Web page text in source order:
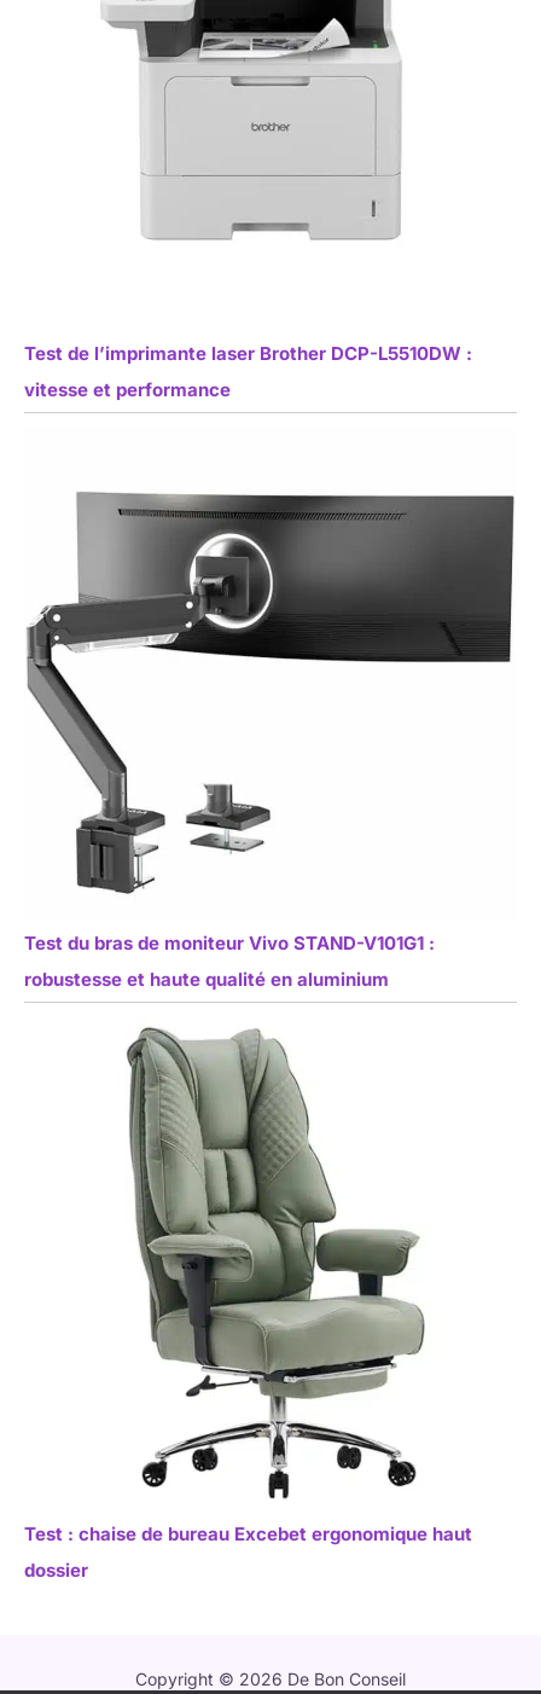
Test de l’imprimante laser Brother DCP-L5510DW :
vitesse et performance
Test du bras de moniteur Vivo STAND-V101G1 :
robustesse et haute qualité en aluminium
Test : chaise de bureau Excebet ergonomique haut
dossier
Copyright © 2026 De Bon Conseil